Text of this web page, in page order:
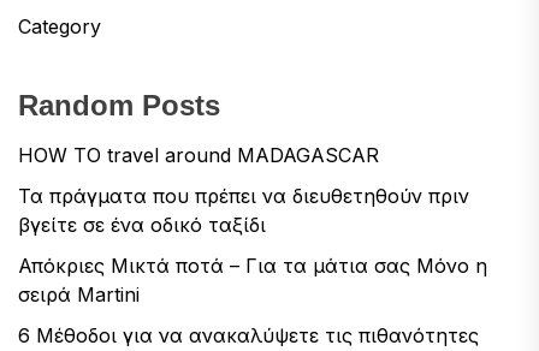
Category
Random Posts
HOW TO travel around MADAGASCAR
Τα πράγματα που πρέπει να διευθετηθούν πριν
βγείτε σε ένα οδικό ταξίδι
Απόκριες Μικτά ποτά – Για τα μάτια σας Μόνο η
σειρά Martini
6 Μέθοδοι για να ανακαλύψετε τις πιθανότητες